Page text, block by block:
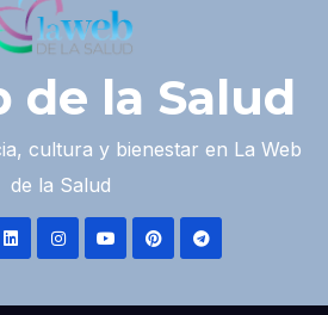
de la Salud
cultura y bienestar en La Web
de la Salud